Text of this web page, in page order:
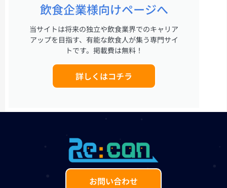
飲食企業様向けページへ
当サイトは将来の独立や飲食業界でのキャリア
アップを目指す、有能な飲食人が集う専門サイ
トです。掲載費は無料！
詳しくはコチラ
お問い合わせ